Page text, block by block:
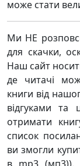
може стати
Ми НЕ
для скачки,
Наш сайт
де читачі
книги від
відгуками
отримати
список
ви змогли